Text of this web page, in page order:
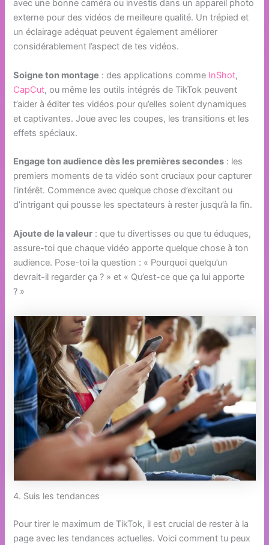
avec une bonne caméra ou investis dans un appareil photo
externe pour des vidéos de meilleure qualité. Un trépied et
un éclairage adéquat peuvent également améliorer
considérablement l’aspect de tes vidéos.
Soigne ton montage : des applications comme InShot,
CapCut, ou même les outils intégrés de TikTok peuvent
t’aider à éditer tes vidéos pour qu’elles soient dynamiques
et captivantes. Joue avec les coupes, les transitions et les
effets spéciaux.
Engage ton audience dès les premières secondes : les
premiers moments de ta vidéo sont cruciaux pour capturer
l’intérêt. Commence avec quelque chose d’excitant ou
d’intrigant qui pousse les spectateurs à rester jusqu’à la fin.
Ajoute de la valeur : que tu divertisses ou que tu éduques,
assure-toi que chaque vidéo apporte quelque chose à ton
audience. Pose-toi la question : « Pourquoi quelqu’un
devrait-il regarder ça ? » et « Qu’est-ce que ça lui apporte
? »
4. Suis les tendances
Pour tirer le maximum de TikTok, il est crucial de rester à la
page avec les tendances actuelles. Voici comment tu peux